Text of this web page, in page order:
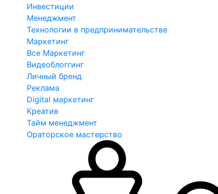
Инвестиции
Менеджмент
Технологии в предпринимательстве
Маркетинг
Все Маркетинг
Видеоблоггинг
Личный бренд
Реклама
Digital маркетинг
Креатив
Тайм менеджмент
Ораторское мастерство